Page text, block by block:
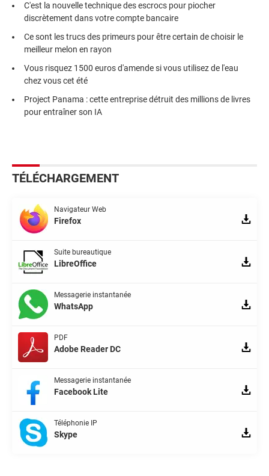
C'est la nouvelle technique des escrocs pour piocher
discrètement dans votre compte bancaire
Ce sont les trucs des primeurs pour être certain de choisir le
meilleur melon en rayon
Vous risquez 1500 euros d'amende si vous utilisez de l'eau
chez vous cet été
Project Panama : cette entreprise détruit des millions de livres
pour entraîner son IA
TÉLÉCHARGEMENT
Navigateur Web
Firefox
Suite bureautique
LibreOffice
Messagerie instantanée
WhatsApp
PDF
Adobe Reader DC
Messagerie instantanée
Facebook Lite
Téléphonie IP
Skype